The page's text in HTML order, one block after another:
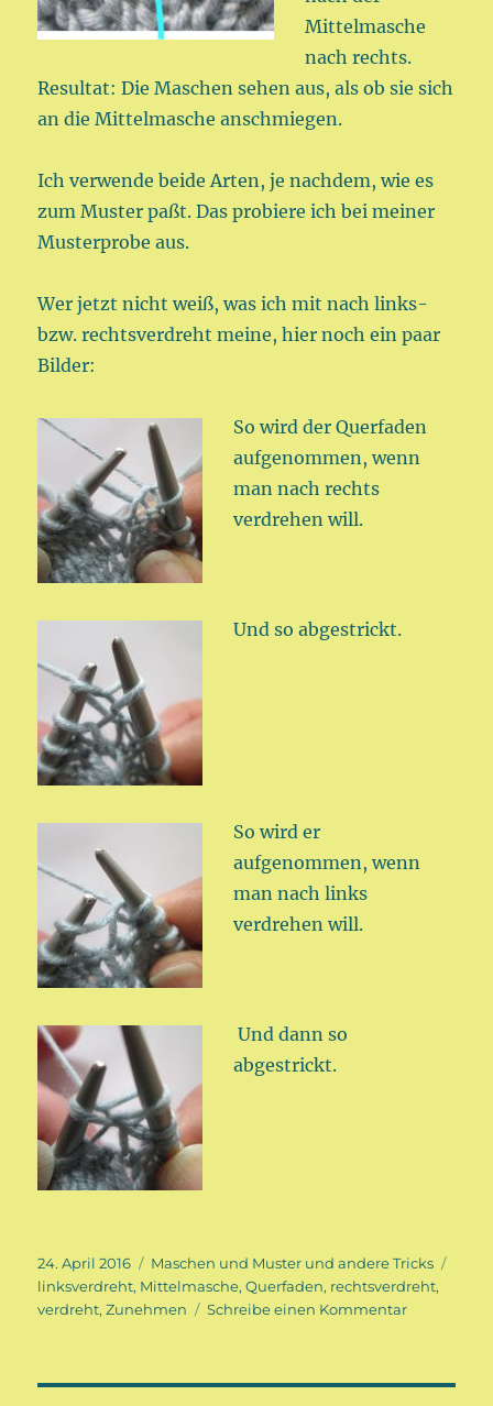
Mittelmasche
nach rechts.
Resultat: Die Maschen sehen aus, als ob sie sich
an die Mittelmasche anschmiegen.
Ich verwende beide Arten, je nachdem, wie es
zum Muster paßt. Das probiere ich bei meiner
Musterprobe aus.
Wer jetzt nicht weiß, was ich mit nach links-
bzw. rechtsverdreht meine, hier noch ein paar
Bilder:
So wird der Querfaden
aufgenommen, wenn
man nach rechts
verdrehen will.
Und so abgestrickt.
So wird er
aufgenommen, wenn
man nach links
verdrehen will.
Und dann so
abgestrickt.
Veröffentlicht
am
24. April 2016 Kategorien
Maschen und Muster und andere Tricks
linksverdreht, Mittelmasche,Querfaden, rechtsverdreht,
verdreht,Zunehmen Schreibe einen Kommentarzu